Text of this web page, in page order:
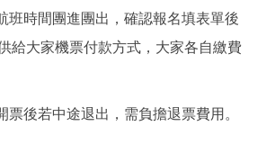
班時間團進團出，確認報名填表單後
給大家機票付款方式，大家各自繳費
票後若中途退出，需負擔退票費用。